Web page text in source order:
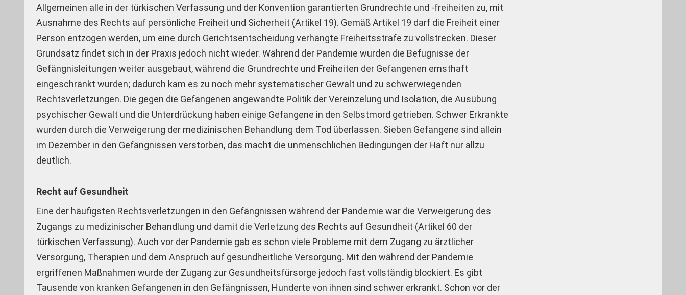
Allgemeinen alle in der türkischen Verfassung und der Konvention garantierten Grundrechte und -freiheiten zu, mit
Ausnahme des Rechts auf persönliche Freiheit und Sicherheit (Artikel 19). Gemäß Artikel 19 darf die Freiheit einer
Person entzogen werden, um eine durch Gerichtsentscheidung verhängte Freiheitsstrafe zu vollstrecken. Dieser
Grundsatz findet sich in der Praxis jedoch nicht wieder. Während der Pandemie wurden die Befugnisse der
Gefängnisleitungen weiter ausgebaut, während die Grundrechte und Freiheiten der Gefangenen ernsthaft
eingeschränkt wurden; dadurch kam es zu noch mehr systematischer Gewalt und zu schwerwiegenden
Rechtsverletzungen. Die gegen die Gefangenen angewandte Politik der Vereinzelung und Isolation, die Ausübung
psychischer Gewalt und die Unterdrückung haben einige Gefangene in den Selbstmord getrieben. Schwer Erkrankte
wurden durch die Verweigerung der medizinischen Behandlung dem Tod überlassen. Sieben Gefangene sind allein
im Dezember in den Gefängnissen verstorben, das macht die unmenschlichen Bedingungen der Haft nur allzu
deutlich.
Recht auf Gesundheit
Eine der häufigsten Rechtsverletzungen in den Gefängnissen während der Pandemie war die Verweigerung des
Zugangs zu medizinischer Behandlung und damit die Verletzung des Rechts auf Gesundheit (Artikel 60 der
türkischen Verfassung). Auch vor der Pandemie gab es schon viele Probleme mit dem Zugang zu ärztlicher
Versorgung, Therapien und dem Anspruch auf gesundheitliche Versorgung. Mit den während der Pandemie
ergriffenen Maßnahmen wurde der Zugang zur Gesundheitsfürsorge jedoch fast vollständig blockiert. Es gibt
Tausende von kranken Gefangenen in den Gefängnissen, Hunderte von ihnen sind schwer erkrankt. Schon vor der